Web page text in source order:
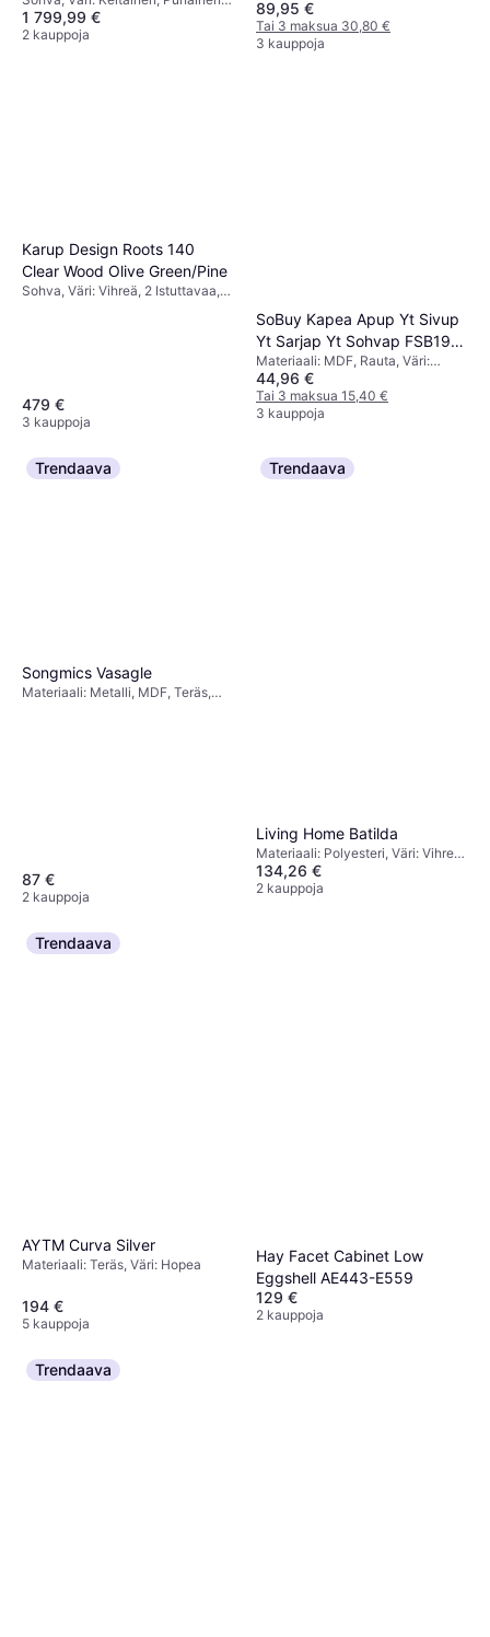
3 Istuttavaa, Paikkojen
Lukumäärä: 3 Istuttavaa
1 799,99 €
2 kauppoja
89,95 €
Tai 3 maksua 30,80 €
3 kauppoja
Karup Design Roots 140
Clear Wood Olive Green/Pine
Sohva, Väri: Vihreä, 2 Istuttavaa,
479 €
3 kauppoja
SoBuy Kapea Apup Yt Sivup
Yt Sarjap Yt Sohvap FSB19-
N
Materiaali: MDF, Rauta, Väri:
Ruskea
44,96 €
Tai 3 maksua 15,40 €
3 kauppoja
Trendaava
Songmics Vasagle
Materiaali: Metalli, MDF, Teräs,
87 €
2 kauppoja
Trendaava
Living Home Batilda
Materiaali: Polyesteri, Väri: Vihreä,
Harmaa, Beige
134,26 €
2 kauppoja
Trendaava
AYTM Curva Silver
Materiaali: Teräs, Väri: Hopea
194 €
5 kauppoja
Hay Facet Cabinet Low
Eggshell AE443-E559
129 €
2 kauppoja
Trendaava